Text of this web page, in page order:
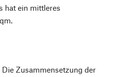
hat ein mittleres
Zusammensetzung der